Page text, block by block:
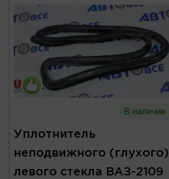
В наличии
Уплотнитель
неподвижного (глухого)
левого стекла ВАЗ-2109